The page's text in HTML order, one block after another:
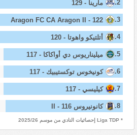
2. مارينا - 129
3.
Aragon FC CA Aragon II - 122
4. أتلتيكو واهوتا - 120
5. ميليناريوس دي أواكاكا - 117
6. كونيخوس توكستيبيك - 117
7. كيليسي - 117
8. كانونيروس II - 116
* Liga TDP إحصائيات النادي من موسم 2025/26